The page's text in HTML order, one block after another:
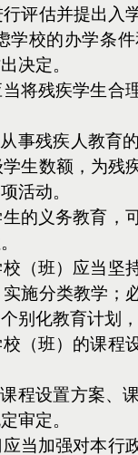
评估并提出
校的办学条
决定。
将残疾学生
事残疾人教育
生数额，为
活动。
的义务教育
（班）应当
施分类教学；
别化教育计划，
（班）的课程
程设置方案、
审定。
当加强对本行